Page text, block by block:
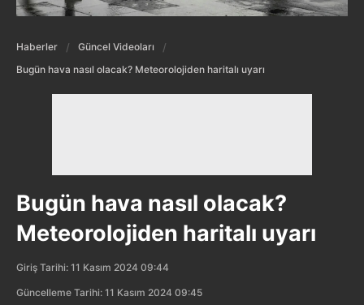
Haberler
Güncel Videoları
Bugün hava nasıl olacak? Meteorolojiden haritalı uyarı
Bugün hava nasıl olacak?
Meteorolojiden haritalı uyarı
Giriş Tarihi: 11 Kasım 2024 09:44
Güncelleme Tarihi: 11 Kasım 2024 09:45